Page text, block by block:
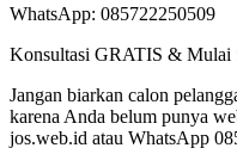
WhatsApp: 085722250509
Konsultasi GRATIS & Mulai
Jangan biarkan calon
karena Anda belum punya
jos.web.id atau WhatsApp